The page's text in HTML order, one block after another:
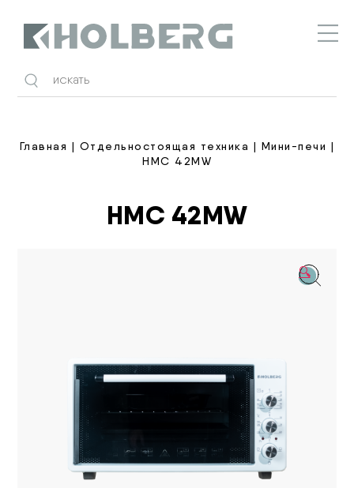
Главная | Отдельностоящая техника | Мини-печи |
HMC 42MW
HMC 42MW
🔍